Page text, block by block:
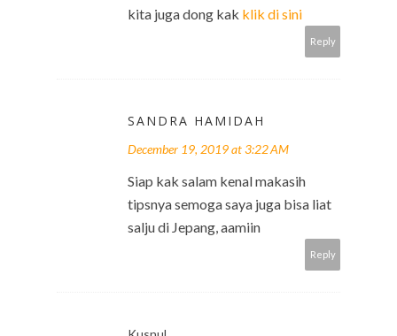
kita juga dong kak klik di sini
Reply
SANDRA HAMIDAH
December 19, 2019 at 3:22 AM
Siap kak salam kenal makasih
tipsnya semoga saya juga bisa liat
salju di Jepang, aamiin
Reply